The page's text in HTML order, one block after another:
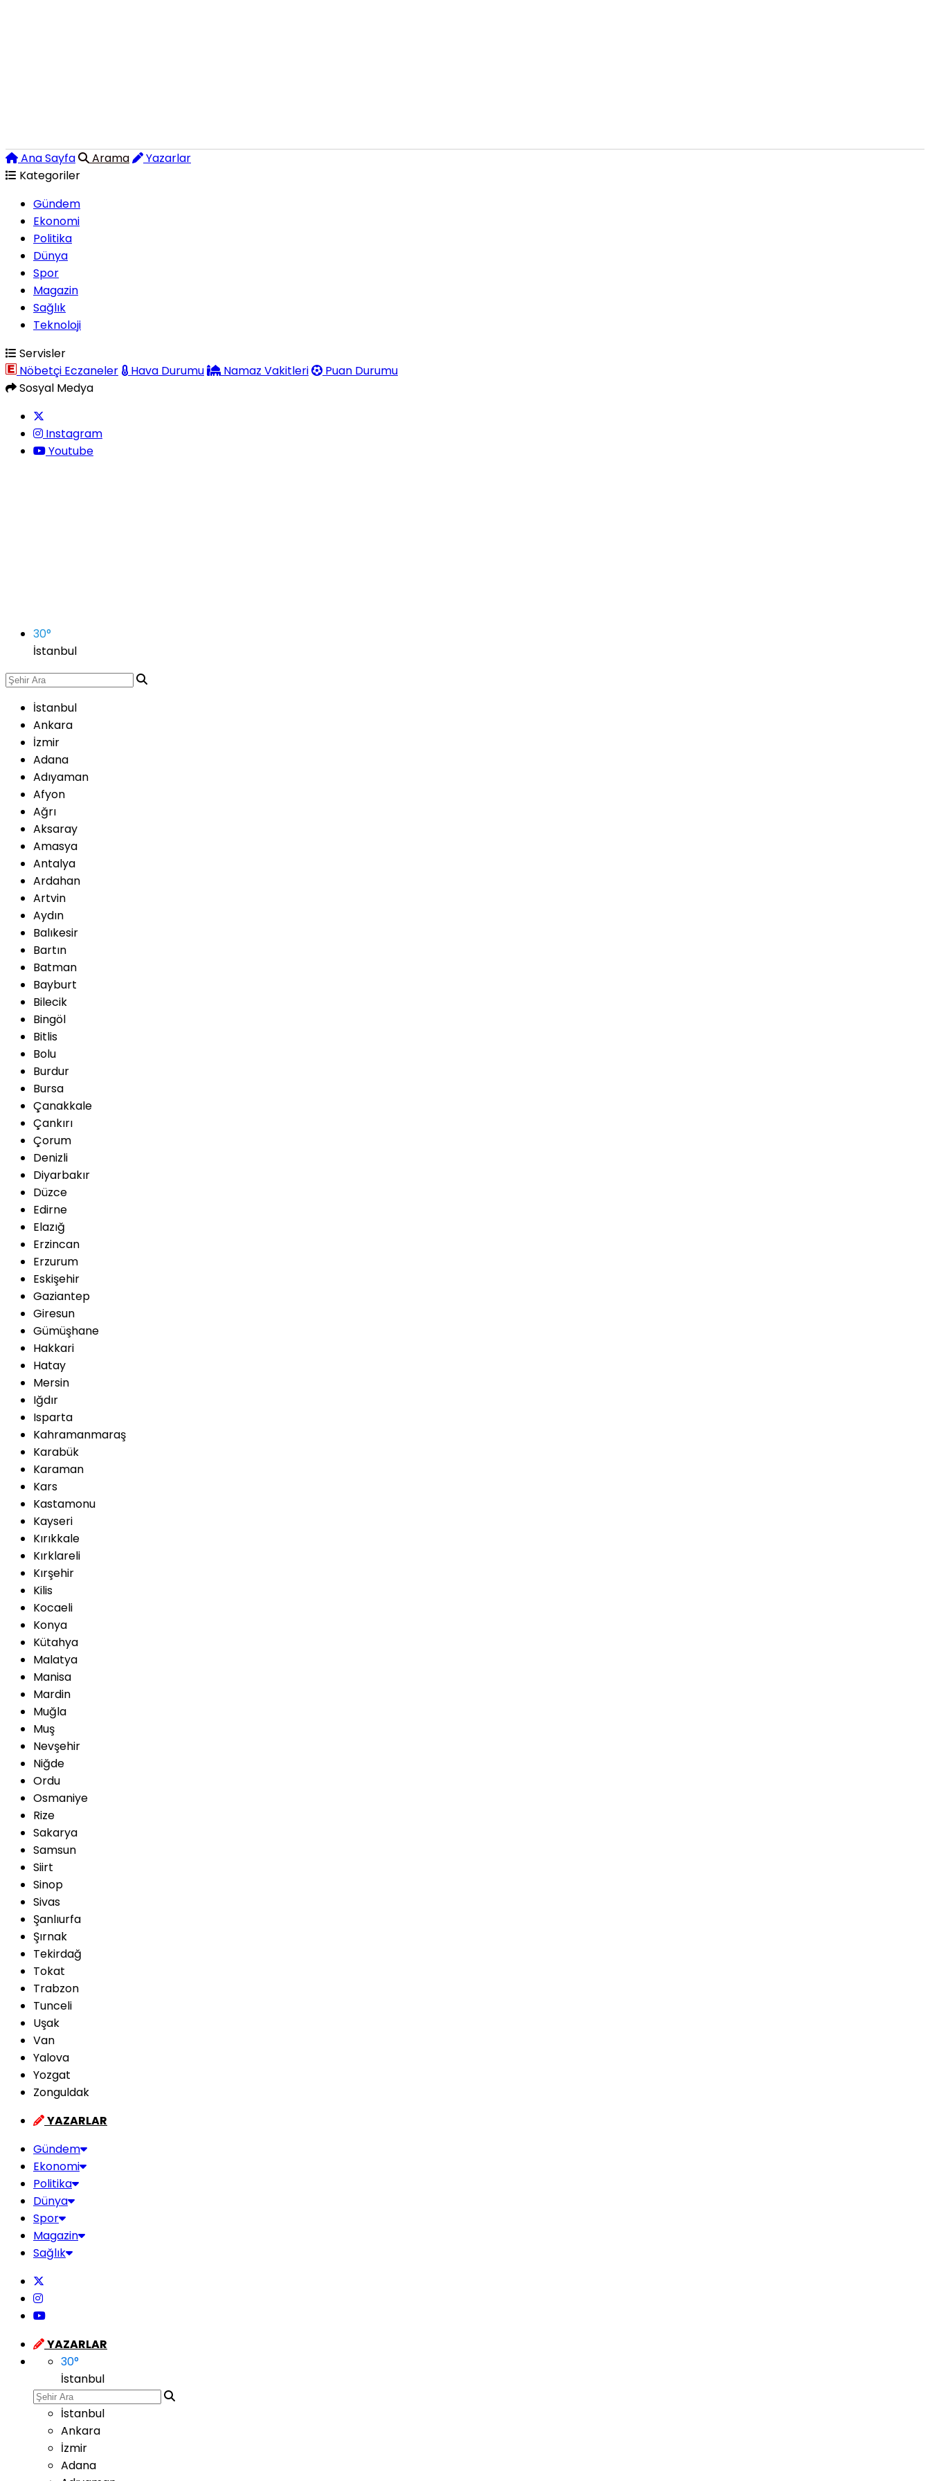
Ana Sayfa Arama
Yazarlar
Kategoriler
Gündem
Ekonomi
Politika
Dünya
Spor
Magazin
Sağlık
Teknoloji
Servisler
Nöbetçi Eczaneler
Hava Durumu Namaz Vakitleri
Puan Durumu
Sosyal Medya
Instagram
Youtube
30°
İstanbul
İstanbul
Ankara
İzmir
Adana
Adıyaman
Afyon
Ağrı
Aksaray
Amasya
Antalya
Ardahan
Artvin
Aydın
Balıkesir
Bartın
Batman
Bayburt
Bilecik
Bingöl
Bitlis
Bolu
Burdur
Bursa
Çanakkale
Çankırı
Çorum
Denizli
Diyarbakır
Düzce
Edirne
Elazığ
Erzincan
Erzurum
Eskişehir
Gaziantep
Giresun
Gümüşhane
Hakkari
Hatay
Mersin
Iğdır
Isparta
Kahramanmaraş
Karabük
Karaman
Kars
Kastamonu
Kayseri
Kırıkkale
Kırklareli
Kırşehir
Kilis
Kocaeli
Konya
Kütahya
Malatya
Manisa
Mardin
Muğla
Muş
Nevşehir
Niğde
Ordu
Osmaniye
Rize
Sakarya
Samsun
Siirt
Sinop
Sivas
Şanlıurfa
Şırnak
Tekirdağ
Tokat
Trabzon
Tunceli
Uşak
Van
Yalova
Yozgat
Zonguldak
YAZARLAR
Gündem
Ekonomi
Politika
Dünya
Spor
Magazin
Sağlık
YAZARLAR
30°
İstanbul
İstanbul
Ankara
İzmir
Adana